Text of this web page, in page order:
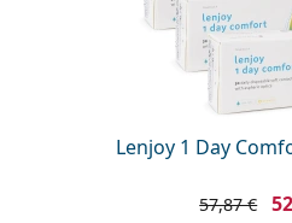
Lenjoy 1 Day
57,87 €